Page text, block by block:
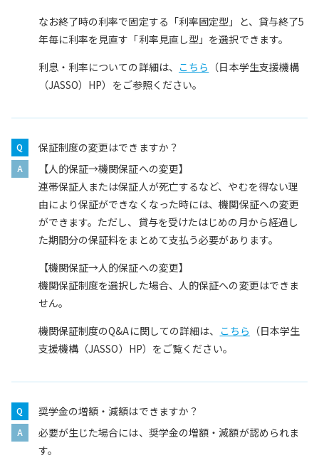
なお終了時の利率で固定する「利率固定型」と、貸与終了5
年毎に利率を見直す「利率見直し型」を選択できます。
利息・利率についての詳細は、 こちら （日本学生支援機構
（JASSO）HP）をご参照ください。
保証制度の変更はできますか？
【人的保証→機関保証への変更】
連帯保証人または保証人が死亡するなど、やむを得ない理
由により保証ができなくなった時には、機関保証への変更
ができます。ただし、貸与を受けたはじめの月から経過し
た期間分の保証料をまとめて支払う必要があります。
【機関保証→人的保証への変更】
機関保証制度を選択した場合、人的保証への変更はできま
せん。
機関保証制度のQ&Aに関しての詳細は、
こちら （日本学生
支援機構（JASSO）HP）をご覧ください。
奨学金の増額・減額はできますか？
必要が生じた場合には、奨学金の増額・減額が認められま
す。